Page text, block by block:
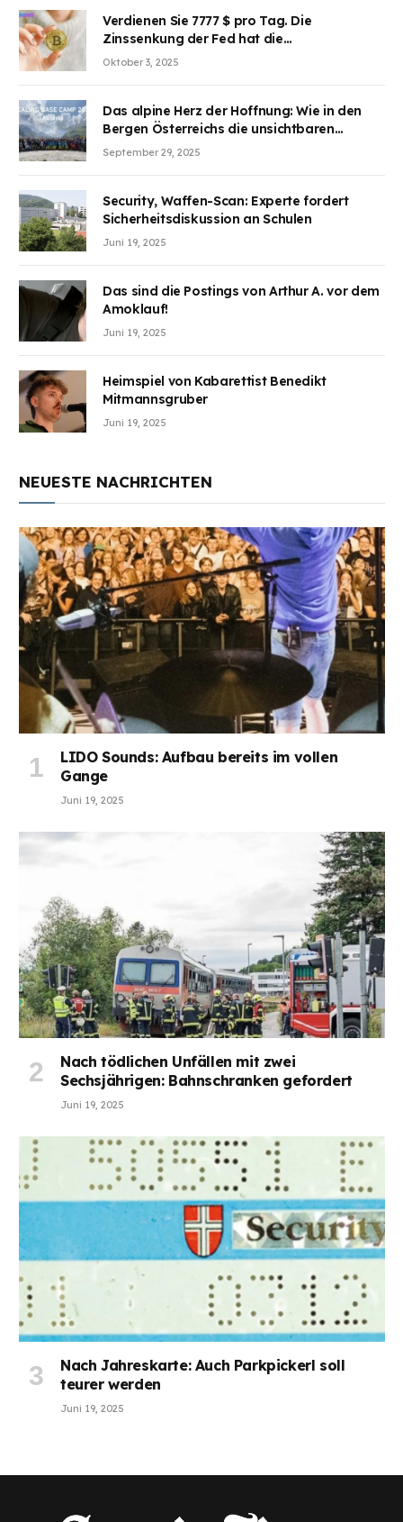
Verdienen Sie 7777 $ pro Tag. Die
Zinssenkung der Fed hat die
Aufmerksamkeit des Marktes erregt.
Oktober 3, 2025
Das alpine Herz der Hoffnung: Wie in den
Bergen Österreichs die unsichtbaren
Wunden des Kriegesheilen
September 29, 2025
Security, Waffen-Scan: Experte fordert
Sicherheitsdiskussion an Schulen
Juni 19, 2025
Das sind die Postings von Arthur A. vor dem
Amoklauf!
Juni 19, 2025
Heimspiel von Kabarettist Benedikt
Mitmannsgruber
Juni 19, 2025
NEUESTE NACHRICHTEN
LIDO Sounds: Aufbau bereits im vollen
Gange
Juni 19, 2025
Nach tödlichen Unfällen mit zwei
Sechsjährigen: Bahnschranken gefordert
Juni 19, 2025
Nach Jahreskarte: Auch Parkpickerl soll
teurer werden
Juni 19, 2025